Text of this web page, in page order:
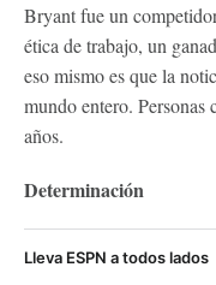
Bryant fue un
ética de trabajo, un
eso mismo es que la
mundo entero.
años.
Determinación
Lleva ESPN a todos lados